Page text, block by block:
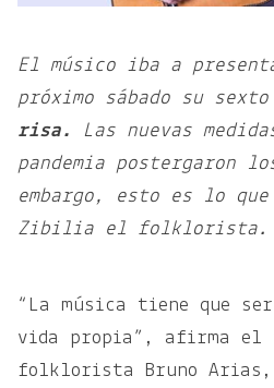
El músico iba a
próximo sábado su
risa. Las nuevas
pandemia postergaron
embargo, esto es lo
Zibilia el folklorista.
“La música tiene que
vida propia”, afirma el
folklorista Bruno Arias,